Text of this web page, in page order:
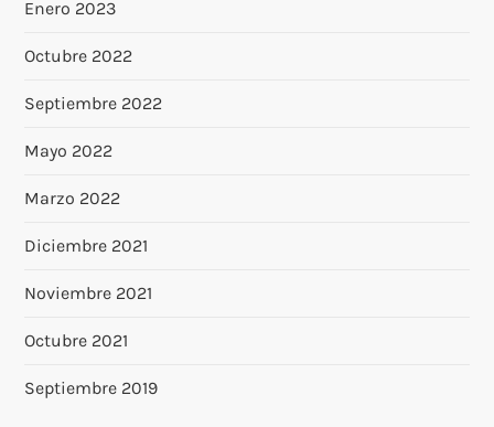
Enero 2023
Octubre 2022
Septiembre 2022
Mayo 2022
Marzo 2022
Diciembre 2021
Noviembre 2021
Octubre 2021
Septiembre 2019